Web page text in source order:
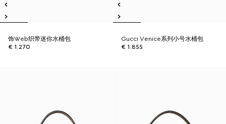
饰Web织带迷你水桶包
€ 1.270
Gucci Venice系列小号水桶包
€ 1.855